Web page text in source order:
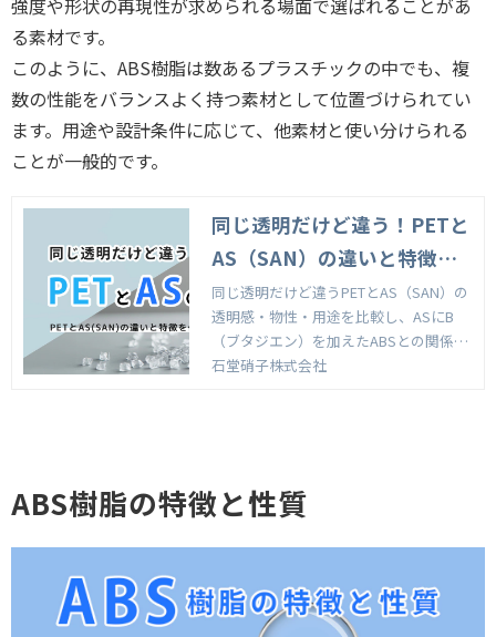
強度や形状の再現性が求められる場面で選ばれることがあ
る素材です。
このように、ABS樹脂は数あるプラスチックの中でも、複
数の性能をバランスよく持つ素材として位置づけられてい
ます。用途や設計条件に応じて、他素材と使い分けられる
ことが一般的です。
同じ透明だけど違う！PETと
AS（SAN）の違いと特徴を
化粧品容器の視点から解説
同じ透明だけど違うPETとAS（SAN）の
透明感・物性・用途を比較し、ASにB
（ブタジエン）を加えたABSとの関係も
あわせて解説します。
石堂硝子株式会社
ABS樹脂の特徴と性質